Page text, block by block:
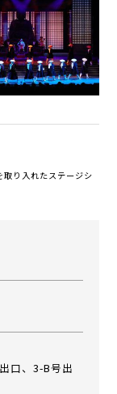
り入れたステージシ
口、3-B号出